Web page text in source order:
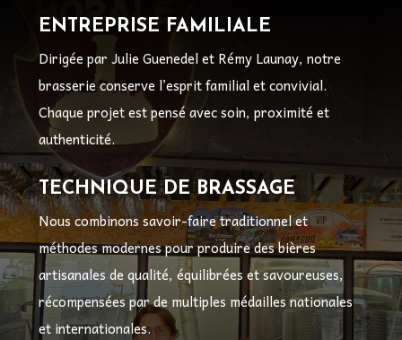
ENTREPRISE FAMILIALE
Dirigée par Julie Guenedel et Rémy Launay, notre
brasserie conserve l’esprit familial et convivial.
Chaque projet est pensé avec soin, proximité et
authenticité.
TECHNIQUE DE BRASSAGE
Nous combinons savoir-faire traditionnel et
méthodes modernes pour produire des bières
artisanales de qualité, équilibrées et savoureuses,
récompensées par de multiples médailles nationales
et internationales.